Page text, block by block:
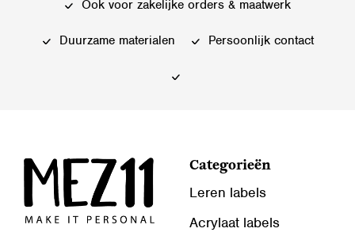
Ook voor zakelijke orders & maatwerk
Duurzame materialen Persoonlijk contact
Categorieën
Leren labels
Acrylaat labels